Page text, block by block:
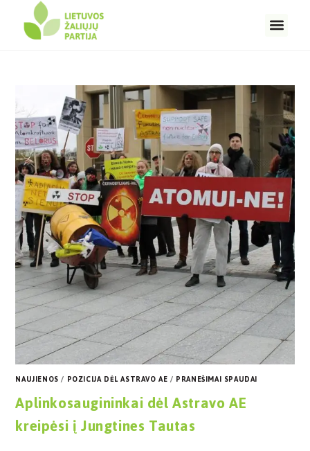
NAUJIENOS/ POZICIJA DĖL ASTRAVO AE/ PRANEŠIMAI SPAUDAI
Aplinkosaugininkai dėl Astravo AE
kreipėsi į Jungtines Tautas